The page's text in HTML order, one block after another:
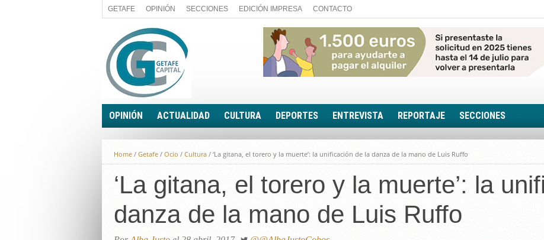
GETAFE OPINIÓN SECCIONES EDICIÓN IMPRESA CONTACTO
OPINIÓN
A FIN DE CUENTAS
PALABRA DE CONCEJAL
LA PIEDRA DE SÍSIFO
EL SACAPUNTAS
TODAS LAS BANDERAS
ROTAS
ACTUALIDAD
POLÍTICA
ECONOMÍA
SOCIEDAD
BREVES
CULTURA DEPORTES ENTREVISTA REPORTAJE SECCIONES
FOTONOTICIA
EL AULA SIN MUROS
LOOK TOTAL
RINCÓN PSICOLÓGICO
Home / Getafe / Ocio / Cultura / ‘La gitana, el torero y la muerte’: la unificación de la danza de la mano de Luis Ruffo
‘La gitana, el torero y la muerte’: la
danza de la mano de Luis Ruffo